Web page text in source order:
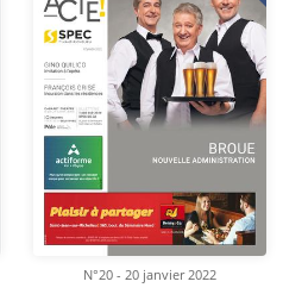
N°20 - 20 janvier 2022